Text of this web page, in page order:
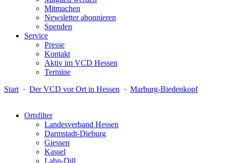
Mitmachen
Newsletter abonnieren
Spenden
Service
Presse
Kontakt
Aktiv im VCD Hessen
Termine
Start · Der VCD vor Ort in Hessen · Marburg-Biedenkopf
Ortsfilter
Landesverband Hessen
Darmstadt-Dieburg
Giessen
Kassel
Lahn-Dill